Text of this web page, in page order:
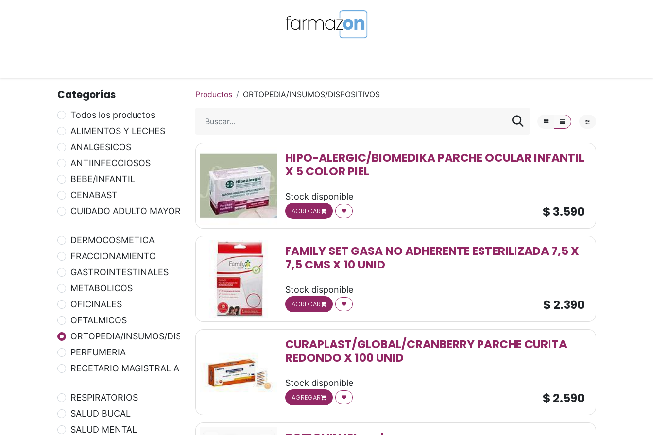
Categorías
Todos los productos
ALIMENTOS Y LECHES
ANALGESICOS
ANTIINFECCIOSOS
BEBE/INFANTIL
CENABAST
CUIDADO ADULTO MAYOR
DERMOCOSMETICA
FRACCIONAMIENTO
GASTROINTESTINALES
METABOLICOS
OFICINALES
OFTALMICOS
ORTOPEDIA/INSUMOS/DISPOSITIVOS
PERFUMERIA
RECETARIO MAGISTRAL APOTEKA
RESPIRATORIOS
SALUD BUCAL
SALUD MENTAL
Productos ORTOPEDIA/INSUMOS/DISPOSITIVOS
HIPO-ALERGIC/BIOMEDIKA PARCHE OCULAR INFANTIL
X 5 COLOR PIEL
Stock disponible
AGREGAR $ 3.590
FAMILY SET GASA NO ADHERENTE ESTERILIZADA 7,5 X
7,5 CMS X 10 UNID
Stock disponible
AGREGAR $ 2.390
CURAPLAST/GLOBAL/CRANBERRY PARCHE CURITA
REDONDO X 100 UNID
Stock disponible
AGREGAR $ 2.590